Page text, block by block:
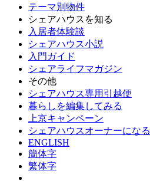
テーマ別物件
シェアハウスを知る
入居者体験談
シェアハウス小説
入門ガイド
シェアライフマガジン
その他
シェアハウス専用引越便
暮らしを編集してみる
上京キャンペーン
シェアハウスオーナーになる
ENGLISH
簡体字
繁体字